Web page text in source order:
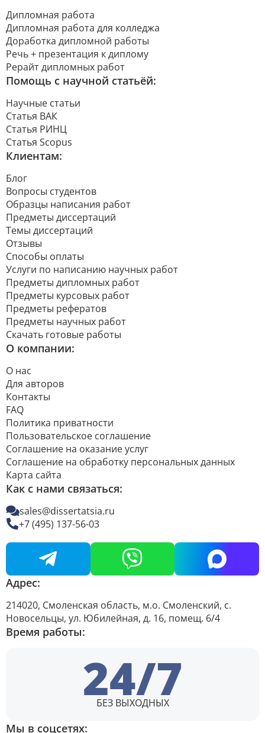
Дипломная работа
Дипломная работа для колледжа
Доработка дипломной работы
Речь + презентация к диплому
Рерайт дипломных работ
Помощь с научной статьёй:
Научные статьи
Статья ВАК
Статья РИНЦ
Статья Scopus
Клиентам:
Блог
Вопросы студентов
Образцы написания работ
Предметы диссертаций
Темы диссертаций
Отзывы
Способы оплаты
Услуги по написанию научных работ
Предметы дипломных работ
Предметы курсовых работ
Предметы рефератов
Предметы научных работ
Скачать готовые работы
О компании:
О нас
Для авторов
Контакты
FAQ
Политика приватности
Пользовательское соглашение
Соглашение на оказание услуг
Соглашение на обработку персональных данных
Карта сайта
Как с нами связаться:
sales@dissertatsia.ru
+7 (495) 137-56-03
Адрес:
214020, Смоленская область, м.о. Смоленский, с.
Новосельцы, ул. Юбилейная, д. 16, помещ. 6/4
Время работы:
24/7
БЕЗ ВЫХОДНЫХ
Мы в соцсетях: